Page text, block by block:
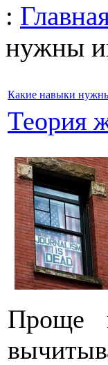
:
нужны
Какие навыки
Теория
Проще